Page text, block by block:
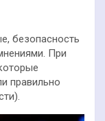
безопасность
При
правильно